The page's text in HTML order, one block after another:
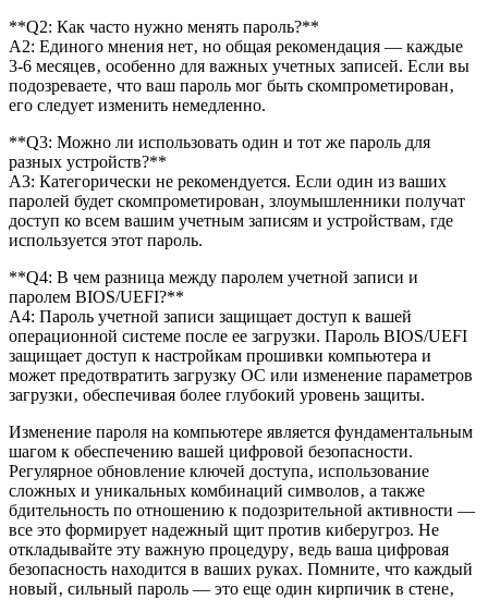
**Q2: Как часто нужно менять пароль?**
A2: Единого мнения нет‚ но общая рекомендация — каждые
3-6 месяцев‚ особенно для важных учетных записей. Если вы
подозреваете‚ что ваш пароль мог быть скомпрометирован‚
его следует изменить немедленно.
**Q3: Можно ли использовать один и тот же пароль для
разных устройств?**
A3: Категорически не рекомендуется. Если один из ваших
паролей будет скомпрометирован‚ злоумышленники получат
доступ ко всем вашим учетным записям и устройствам‚ где
используется этот пароль.
**Q4: В чем разница между паролем учетной записи и
паролем BIOS/UEFI?**
A4: Пароль учетной записи защищает доступ к вашей
операционной системе после ее загрузки. Пароль BIOS/UEFI
защищает доступ к настройкам прошивки компьютера и
может предотвратить загрузку ОС или изменение параметров
загрузки‚ обеспечивая более глубокий уровень защиты.
Изменение пароля на компьютере является фундаментальным
шагом к обеспечению вашей цифровой безопасности.
Регулярное обновление ключей доступа‚ использование
сложных и уникальных комбинаций символов‚ а также
бдительность по отношению к подозрительной активности —
все это формирует надежный щит против киберугроз. Не
откладывайте эту важную процедуру‚ ведь ваша цифровая
безопасность находится в ваших руках. Помните‚ что каждый
новый‚ сильный пароль — это еще один кирпичик в стене‚